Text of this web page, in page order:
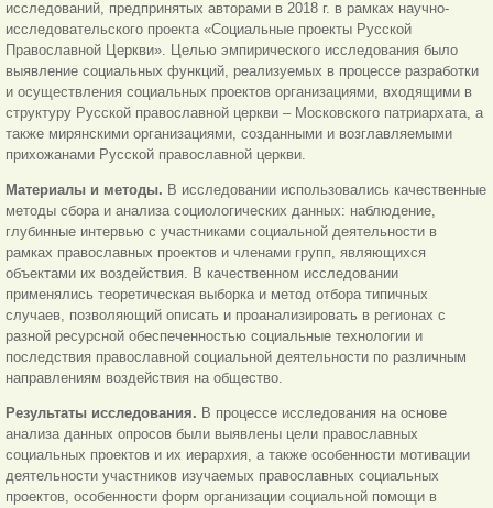
исследований, предпринятых авторами в 2018 г. в рамках научно-
исследовательского проекта «Социальные проекты Русской
Православной Церкви». Целью эмпирического исследования было
выявление социальных функций, реализуемых в процессе разработки
и осуществления социальных проектов организациями, входящими в
структуру Русской православной церкви – Московского патриархата, а
также мирянскими организациями, созданными и возглавляемыми
прихожанами Русской православной церкви.
Материалы и методы. В исследовании использовались качественные
методы сбора и анализа социологических данных: наблюдение,
глубинные интервью с участниками социальной деятельности в
рамках православных проектов и членами групп, являющихся
объектами их воздействия. В качественном исследовании
применялись теоретическая выборка и метод отбора типичных
случаев, позволяющий описать и проанализировать в регионах с
разной ресурсной обеспеченностью социальные технологии и
последствия православной социальной деятельности по различным
направлениям воздействия на общество.
Результаты исследования. В процессе исследования на основе
анализа данных опросов были выявлены цели православных
социальных проектов и их иерархия, а также особенности мотивации
деятельности участников изучаемых православных социальных
проектов, особенности форм организации социальной помощи в